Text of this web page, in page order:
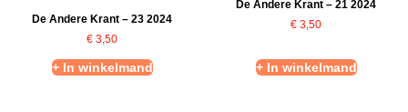
De Andere Krant – 23 2024
€ 3,50
+ In winkelmand
De Andere Krant – 21 2024
€ 3,50
+ In winkelmand